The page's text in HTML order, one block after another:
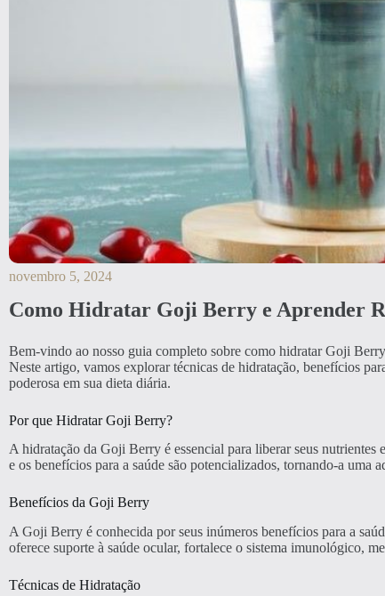
novembro 5, 2024
Como Hidratar Goji Berry e Aprender
Bem-vindo ao nosso guia completo sobre como hidratar Goji
Neste artigo, vamos explorar técnicas de hidratação, benefícios
poderosa em sua dieta diária.
Por que Hidratar Goji Berry?
A hidratação da Goji Berry é essencial para liberar seus
e os benefícios para a saúde são potencializados, tornando-a uma
Benefícios da Goji Berry
A Goji Berry é conhecida por seus inúmeros benefícios para a
oferece suporte à saúde ocular, fortalece o sistema imunológico,
Técnicas de Hidratação